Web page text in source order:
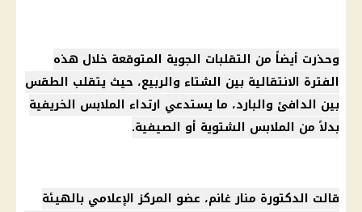
وحذرت أيضاً من التقلبات الجوية المتوقعة خلال هذه
الفترة الانتقالية بين الشتاء والربيع، حيث يتقلب الطقس
بين الدافئ والبارد، ما يستدعي ارتداء الملابس الخريفية
بدلاً من الملابس الشتوية أو الصيفية.
قالت الدكتورة منار غانم، عضو المركز الإعلامي بالهيئة